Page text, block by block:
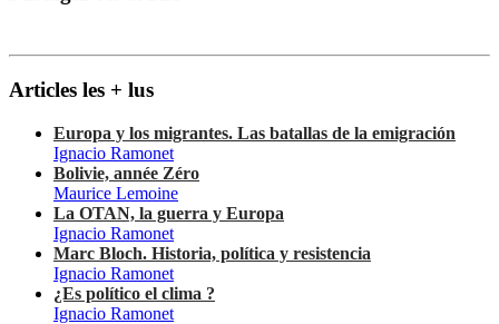
Articles les + lus
Europa y los migrantes. Las batallas de la emigración
Ignacio Ramonet
Bolivie, année Zéro
Maurice Lemoine
La OTAN, la guerra y Europa
Ignacio Ramonet
Marc Bloch. Historia, política y resistencia
Ignacio Ramonet
¿Es político el clima ?
Ignacio Ramonet